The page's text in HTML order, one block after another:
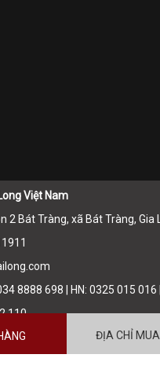
Việt Nam
2 Bát Tràng, xã Bát Tràng, Gia
8888 698 | HN: 0325 015 016
110
- 024.36715175ĐỊA CHỈ